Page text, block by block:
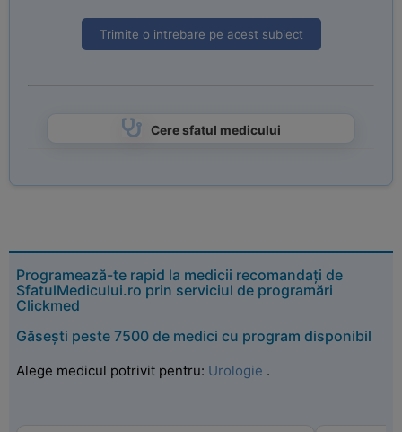
Trimite o intrebare pe acest subiect
Cere sfatul medicului
Programează-te rapid la medicii recomandați de
SfatulMedicului.ro prin serviciul de programări
Clickmed
Găsești peste 7500 de medici cu program disponibil
Alege medicul potrivit pentru: Urologie .